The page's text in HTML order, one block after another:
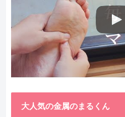
大人気の金属のまるくん